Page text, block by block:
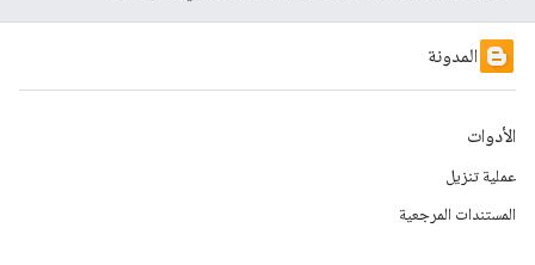
المدونة
الأدوات
عملية تنزيل
المستندات المرجعية